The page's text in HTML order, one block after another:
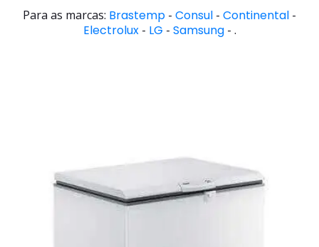
Para as marcas: Brastemp - Consul - Continental -
Electrolux- LG - Samsung- .